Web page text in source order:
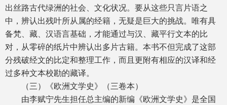
出丝路古代绿洲的社会、文化状况。要从这些只言片语之
中，辨认出残叶所从属的经籍，无疑是巨大的挑战。唯有具
备梵、藏、汉语言基础，才能通过与汉、藏平行文本的比
对，从零碎的纸片中辨认出多片古籍。本书不但完成了这部
分残破经文的比定和整理工作，而且更附有相应的汉译和经
过多种文本校勘的藏译。
（三）《欧洲文学史》（三卷本）
由李赋宁先生担任总主编的新编《欧洲文学史》是全国